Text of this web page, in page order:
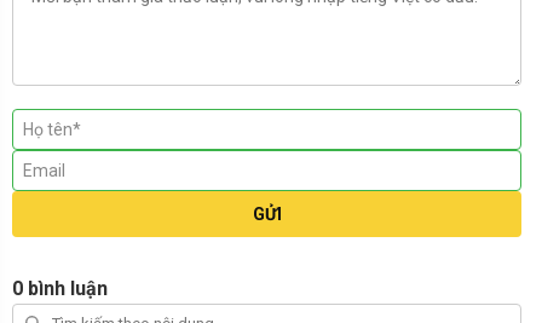
GỬI
0 bình luận